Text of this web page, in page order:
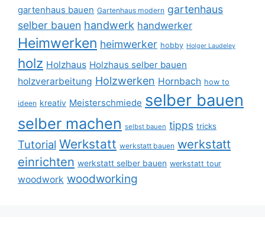
gartenhaus bauen Gartenhaus modern gartenhaus
selber bauen handwerk handwerker
Heimwerken heimwerker hobby Holger Laudeley
holz Holzhaus Holzhaus selber bauen
holzverarbeitung Holzwerken Hornbach how to
ideen kreativ Meisterschmiede selber bauen
selber machen selbst bauen tipps tricks
Tutorial Werkstatt werkstatt bauen werkstatt
einrichten werkstatt selber bauen werkstatt tour
woodwork woodworking